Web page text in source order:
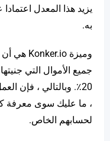
يزيد هذا المعدل
به.
جميع الأموال التي
20٪. وبالتالي ، فإن
، ما عليك سوى معرفة
لحسابهم الخاص.